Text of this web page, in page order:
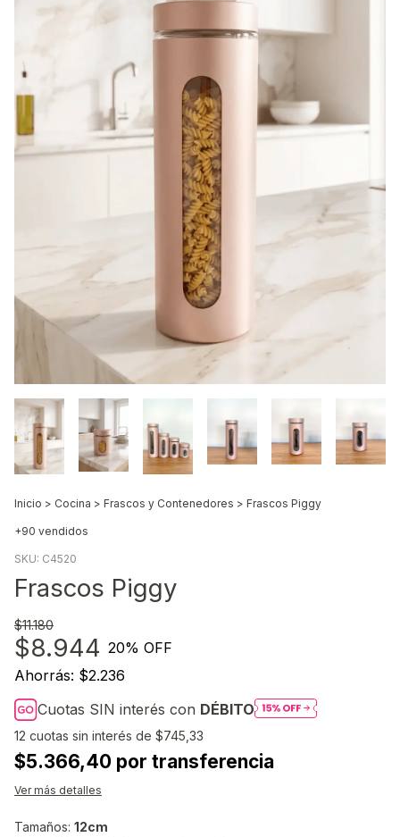
Inicio > Cocina > Frascos y Contenedores > Frascos Piggy
+90 vendidos
SKU: C4520
Frascos Piggy
$11.180
$8.944 20% OFF
Ahorrás: $2.236
Cuotas SIN interés con DÉBITO
12 cuotas sin interés de $745,33
$5.366,40 por transferencia
Ver más detalles
Tamaños: 12cm